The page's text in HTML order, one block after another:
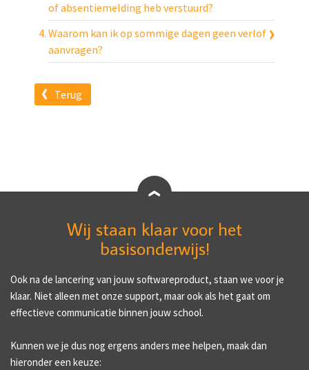
of absentiemelding heb verstuurd?
Waarom kan ik op sommige dagen geen verlof
aanvragen?
Terug
Wij staan klaar voor het
basisonderwijs!
Ook na de lancering van jouw softwareproduct, staan we voor je
klaar. Niet alleen met onze support, maar ook als het gaat om
effectieve communicatie binnen jouw school.
Kunnen we je dus nog ergens anders mee helpen, maak dan
hieronder een keuze: